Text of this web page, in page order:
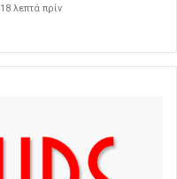
18 λεπτά πρίν